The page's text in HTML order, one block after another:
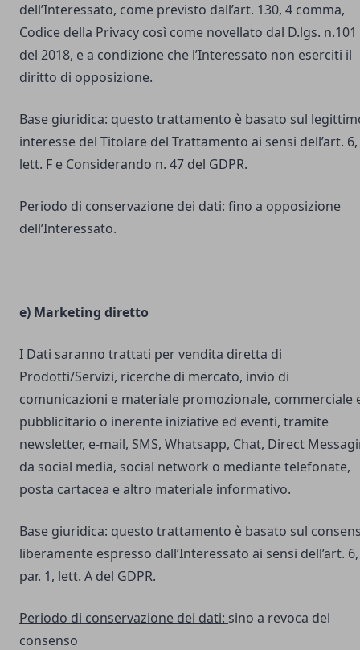
dell’Interessato, come previsto dall’art. 130, 4 comma,
Codice della Privacy così come novellato dal D.lgs. n.101
del 2018, e a condizione che l’Interessato non eserciti il
diritto di opposizione.
Base giuridica: questo trattamento è basato sul
interesse del Titolare del Trattamento ai sensi dell’art. 6,
lett. F e Considerando n. 47 del GDPR.
Periodo di conservazione dei dati: fino a opposizione
dell’Interessato.
e) Marketing diretto
I Dati saranno trattati per vendita diretta di
Prodotti/Servizi, ricerche di mercato, invio di
comunicazioni e materiale promozionale, commerciale
pubblicitario o inerente iniziative ed eventi, tramite
newsletter, e-mail, SMS, Whatsapp, Chat, Direct
da social media, social network o mediante telefonate,
posta cartacea e altro materiale informativo.
Base giuridica: questo trattamento è basato sul
liberamente espresso dall’Interessato ai sensi dell’art. 6,
par. 1, lett. A del GDPR.
Periodo di conservazione dei dati: sino a revoca del
consenso